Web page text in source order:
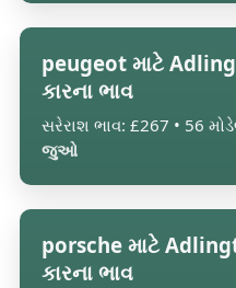
peugeot માટે
કારના ભાવ
સરેરાશ ભાવ: £267 • 56
જુઓ
porsche માટે
કારના ભાવ